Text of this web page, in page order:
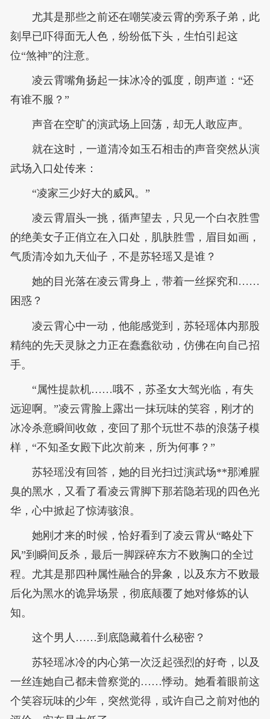
尤其是那些之前还在嘲笑凌云霄的旁系子弟，此
刻早已吓得面无人色，纷纷低下头，生怕引起这
位“煞神”的注意。
凌云霄嘴角扬起一抹冰冷的弧度，朗声道：“还
有谁不服？”
声音在空旷的演武场上回荡，却无人敢应声。
就在这时，一道清冷如玉石相击的声音突然从演
武场入口处传来：
“凌家三少好大的威风。”
凌云霄眉头一挑，循声望去，只见一个白衣胜雪
的绝美女子正俏立在入口处，肌肤胜雪，眉目如画，
气质清冷如九天仙子，不是苏轻瑶又是谁？
她的目光落在凌云霄身上，带着一丝探究和……
困惑？
凌云霄心中一动，他能感觉到，苏轻瑶体内那股
精纯的先天灵脉之力正在蠢蠢欲动，仿佛在向自己招
手。
“属性提款机……哦不，苏圣女大驾光临，有失
远迎啊。”凌云霄脸上露出一抹玩味的笑容，刚才的
冰冷杀意瞬间收敛，变回了那个玩世不恭的浪荡子模
样，“不知圣女殿下此次前来，所为何事？”
苏轻瑶没有回答，她的目光扫过演武场**那滩腥
臭的黑水，又看了看凌云霄脚下那若隐若现的四色光
华，心中掀起了惊涛骇浪。
她刚才来的时候，恰好看到了凌云霄从“略处下
风”到瞬间反杀，最后一脚踩碎东方不败胸口的全过
程。尤其是那四种属性融合的异象，以及东方不败最
后化为黑水的诡异场景，彻底颠覆了她对修炼的认
知。
这个男人……到底隐藏着什么秘密？
苏轻瑶冰冷的内心第一次泛起强烈的好奇，以及
一丝连她自己都未曾察觉的……悸动。她看着眼前这
个笑容玩味的少年，突然觉得，或许自己之前对他的